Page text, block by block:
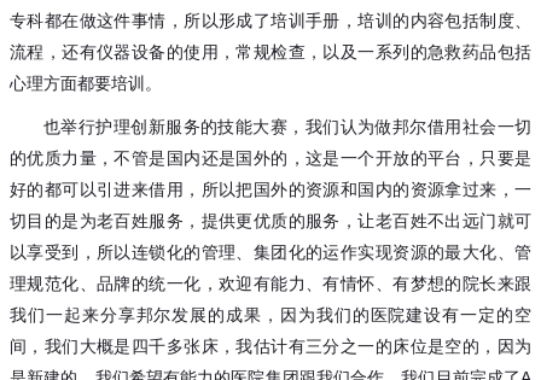
专科都在做这件事情，所以形成了培训手册，培训的内容包括制度、
流程，还有仪器设备的使用，常规检查，以及一系列的急救药品包括
心理方面都要培训。
也举行护理创新服务的技能大赛，我们认为做邦尔借用社会一切
的优质力量，不管是国内还是国外的，这是一个开放的平台，只要是
好的都可以引进来借用，所以把国外的资源和国内的资源拿过来，一
切目的是为老百姓服务，提供更优质的服务，让老百姓不出远门就可
以享受到，所以连锁化的管理、集团化的运作实现资源的最大化、管
理规范化、品牌的统一化，欢迎有能力、有情怀、有梦想的院长来跟
我们一起来分享邦尔发展的成果，因为我们的医院建设有一定的空
间，我们大概是四千多张床，我估计有三分之一的床位是空的，因为